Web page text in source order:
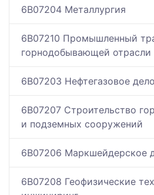
6B07204 Металлургия
6B07210 Промышленный
горнодобывающей отрасли
6B07203 Нефтегазовое дело
6B07207 Строительство
и подземных сооружений
6B07206 Маркшейдерское
6B07208 Геофизические